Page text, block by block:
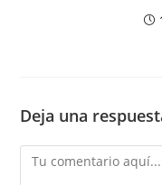
Deja una